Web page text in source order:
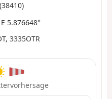
(38410)
5.876648°
3335OTR